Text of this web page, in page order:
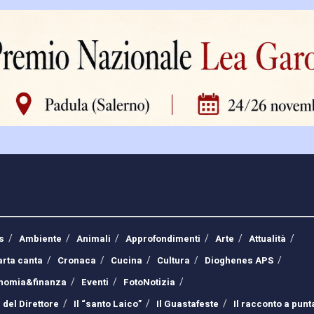
Ambiente Animali Approfondimenti Arte
Attualità
canta
Cronaca Cucina Cultura
Dioghenes APS
Eventi
FotoNotizia
del Direttore
Il “santo Laico” Il Guastafeste Il racconto a